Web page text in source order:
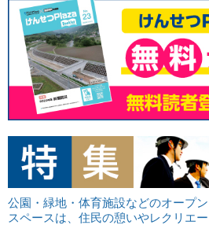
公園・緑地・体育施設などのオープン
スペースは、住民の憩いやレクリエー